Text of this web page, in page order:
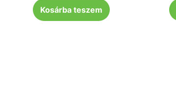
Kosárba teszem